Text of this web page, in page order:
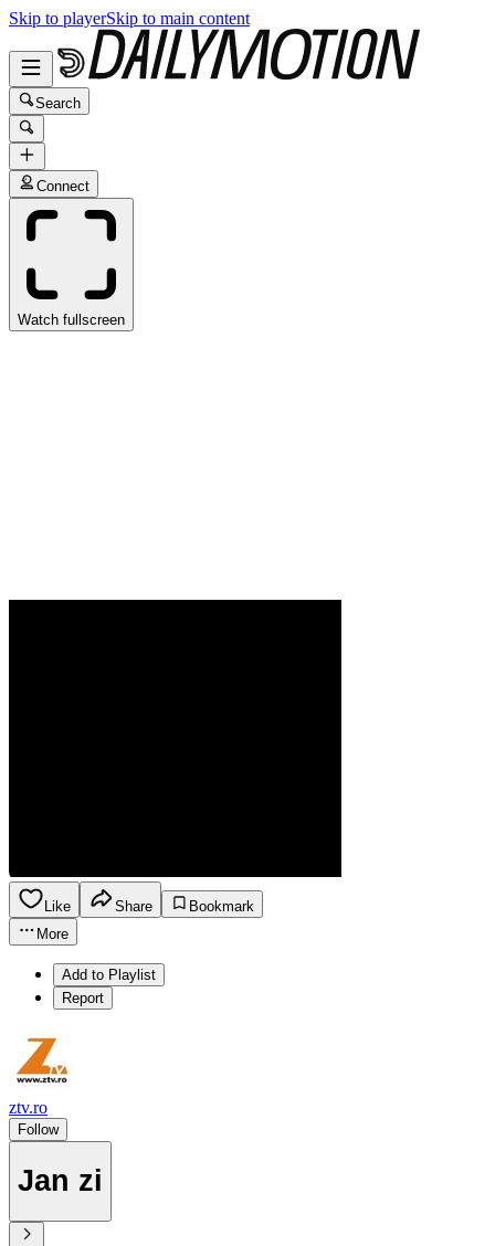
Skip to playerSkip to main content
Search
Connect
Watch fullscreen
Like Share
Bookmark
More
Add to Playlist
Report
ztv.ro
Follow
Jan zi